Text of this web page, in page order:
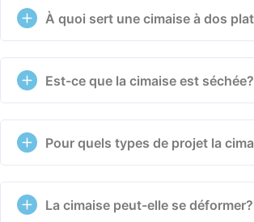
À quoi sert une cimaise à dos
Est-ce que la cimaise est séchée?
Pour quels types de projet la
La cimaise peut-elle se déformer?